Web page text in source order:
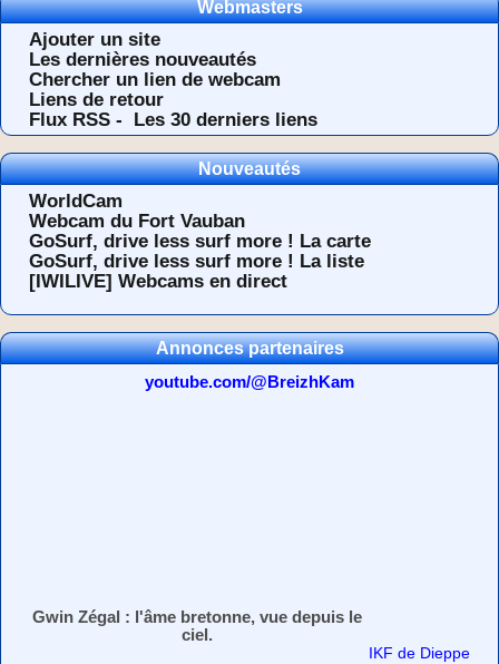
Webmasters
Ajouter un site
Les dernières nouveautés
Chercher un lien de webcam
Liens de retour
Flux RSS -
Les 30 derniers liens
Nouveautés
WorldCam
Webcam du Fort Vauban
GoSurf, drive less surf more ! La carte
GoSurf, drive less surf more ! La liste
[IWILIVE] Webcams en direct
Annonces partenaires
youtube.com/@BreizhKam
Gwin Zégal : l'âme bretonne, vue depuis le
ciel.
IKF de Dieppe